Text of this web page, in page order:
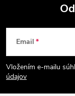
Z
á
p
Email
Vložením e-mailu
údajov